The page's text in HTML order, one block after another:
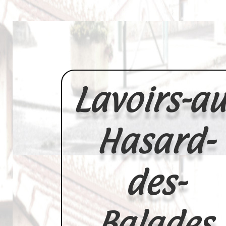
Lavoirs-
Hasard-
des-